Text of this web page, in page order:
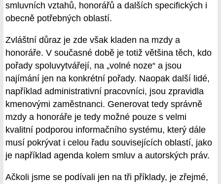
smluvních vztahů, honorářů a dalších specifických i
obecně potřebných oblastí.
Zvláštní důraz je zde však kladen na mzdy a
honoráře. V současné době je totiž většina těch, kdo
pořady spoluvytvářejí, na „volné noze“ a jsou
najímání jen na konkrétní pořady. Naopak další lidé,
například administrativní pracovníci, jsou zpravidla
kmenovými zaměstnanci. Generovat tedy správně
mzdy a honoráře je tedy možné pouze s velmi
kvalitní podporou informačního systému, který dále
musí pokrývat i celou řadu souvisejících oblastí, jako
je například agenda kolem smluv a autorských práv.
Ačkoli jsme se podívali jen na tři příklady, je zřejmé,